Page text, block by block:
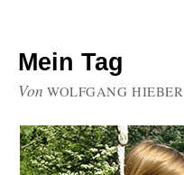
Mein Tag
Von WOLFGANG HIEBER